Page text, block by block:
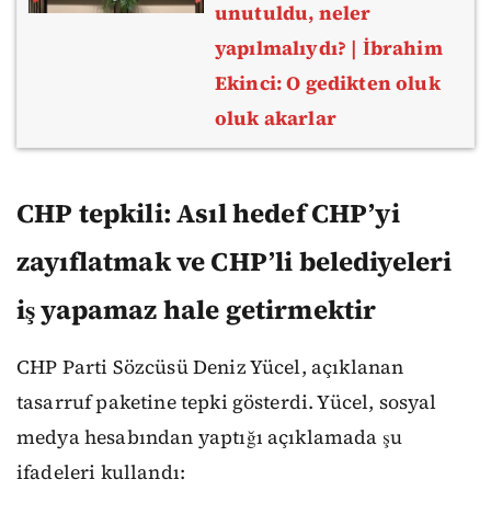
unutuldu, neler
yapılmalıydı? | İbrahim
Ekinci: O gedikten oluk
oluk akarlar
CHP tepkili: Asıl hedef CHP’yi
zayıflatmak ve CHP’li belediyeleri
iş yapamaz hale getirmektir
CHP Parti Sözcüsü Deniz Yücel, açıklanan
tasarruf paketine tepki gösterdi. Yücel, sosyal
medya hesabından yaptığı açıklamada şu
ifadeleri kullandı: